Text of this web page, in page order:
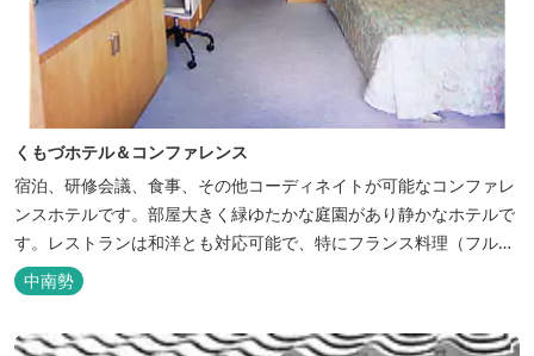
くもづホテル＆コンファレンス
宿泊、研修会議、食事、その他コーディネイトが可能なコンファレ
ンスホテルです。部屋大きく緑ゆたかな庭園があり静かなホテルで
す。レストランは和洋とも対応可能で、特にフランス料理（フルコ
ース）が人気あり是非ご賞味ください。
中南勢